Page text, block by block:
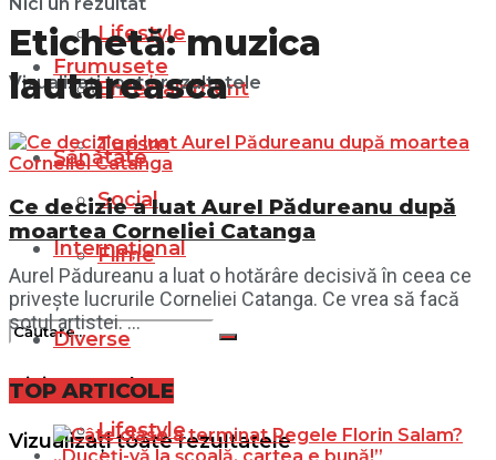
Lifestyle
Entertainment
Turism
Social
Filme
Nici un rezultat
Vizualizați toate rezultatele
Frumusețe
Sănătate
Internațional
Diverse
Lifestyle
Vizualizați toate rezultatele
Etichetă:muzica
lautareasca
Ce decizie a luat Aurel Pădureanu după
moartea Corneliei Catanga
Aurel Pădureanu a luat o hotărâre decisivă în ceea ce
privește lucrurile Corneliei Catanga. Ce vrea să facă
soțul artistei. ...
TOP ARTICOLE